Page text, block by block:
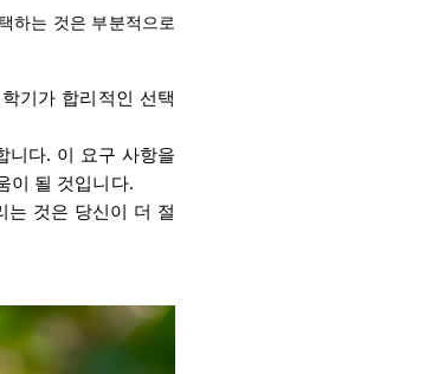
하는 것은 부분적으로
기가 합리적인 선택
니다. 이 요구 사항을
이 될 것입니다.
는 것은 당신이 더 절